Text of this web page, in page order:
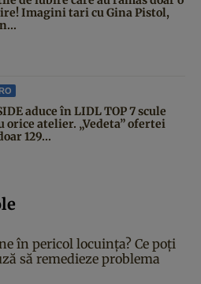
Imagini tari cu Gina Pistol,
aduce în LIDL TOP 7 scule
orice atelier. „Vedeta” ofertei
129...
în pericol locuința? Ce poți
să remedieze problema